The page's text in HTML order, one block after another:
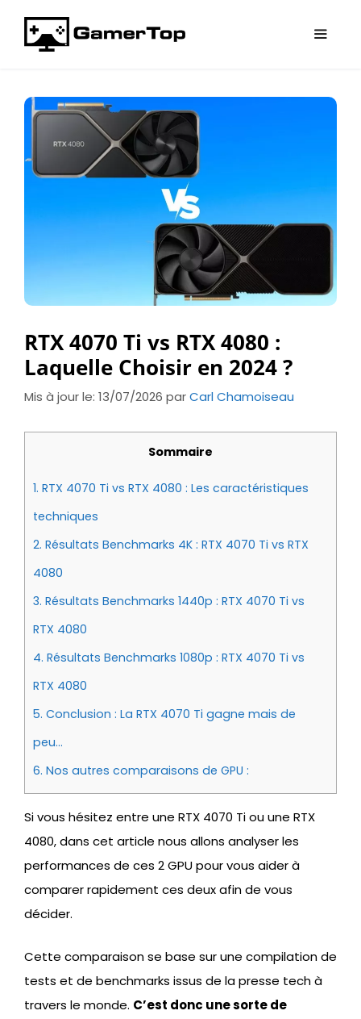
RTX 4070 Ti vs RTX 4080 :
Laquelle Choisir en 2024 ?
Mis à jour le: 13/07/2026 parCarl Chamoiseau
Sommaire
1. RTX 4070 Ti vs RTX 4080 : Les caractéristiques
techniques
2. Résultats Benchmarks 4K : RTX 4070 Ti vs RTX
4080
3. Résultats Benchmarks 1440p : RTX 4070 Ti vs
RTX 4080
4. Résultats Benchmarks 1080p : RTX 4070 Ti vs
RTX 4080
5. Conclusion : La RTX 4070 Ti gagne mais de
peu…
6. Nos autres comparaisons de GPU :
Si vous hésitez entre une RTX 4070 Ti ou une RTX
4080, dans cet article nous allons analyser les
performances de ces 2 GPU pour vous aider à
comparer rapidement ces deux afin de vous
décider.
Cette comparaison se base sur une compilation de
tests et de benchmarks issus de la presse tech à
travers le monde. C’est donc une sorte de